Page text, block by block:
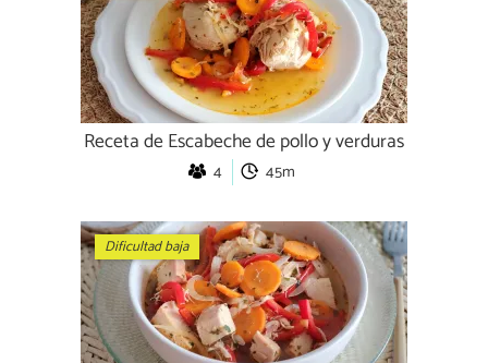
Receta de Escabeche de pollo y verduras
4 45m
Dificultad baja